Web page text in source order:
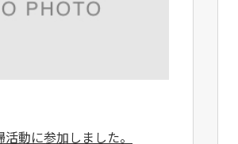
動に参加しました。